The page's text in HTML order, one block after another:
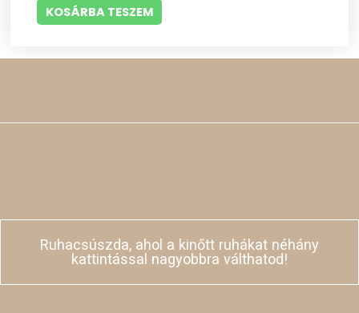
KOSÁRBA TESZEM
Ruhacsúszda, ahol a kinőtt ruhákat néhány
kattintással nagyobbra válthatod!